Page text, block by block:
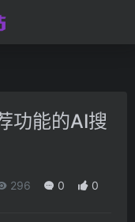
功能的AI搜
296 0 0